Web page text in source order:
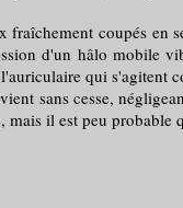
coupés en
d'un hâlo
qui s'agitent
cesse,
il est peu